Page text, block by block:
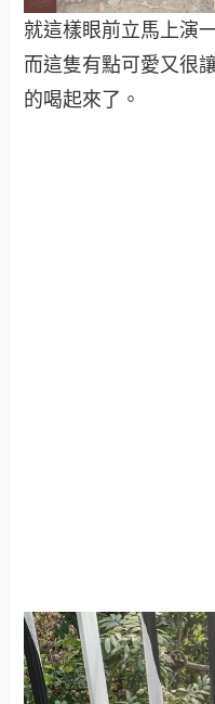
就這樣眼前立馬上演
而這隻有點可愛又很
的喝起來了。